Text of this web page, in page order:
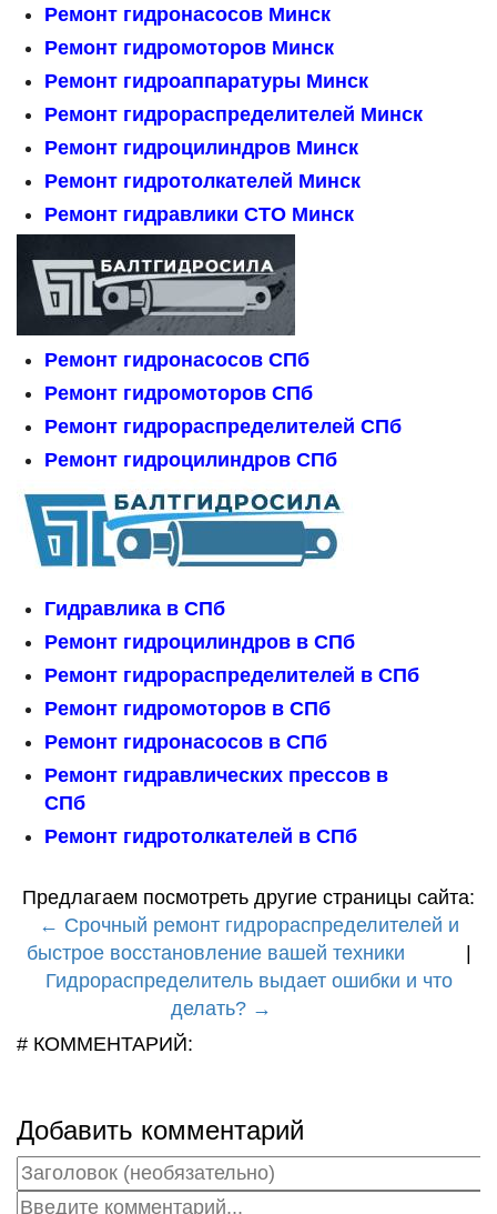
Ремонт гидронасосов Минск
Ремонт гидромоторов Минск
Ремонт гидроаппаратуры Минск
Ремонт гидрораспределителей Минск
Ремонт гидроцилиндров Минск
Ремонт гидротолкателей Минск
Ремонт гидравлики СТО Минск
Ремонт гидронасосов СПб
Ремонт гидромоторов СПб
Ремонт гидрораспределителей СПб
Ремонт гидроцилиндров СПб
Гидравлика в СПб
Ремонт гидроцилиндров в СПб
Ремонт гидрораспределителей в СПб
Ремонт гидромоторов в СПб
Ремонт гидронасосов в СПб
Ремонт гидравлических прессов в
СПб
Ремонт гидротолкателей в СПб
Предлагаем посмотреть другие страницы сайта:
← Срочный ремонт гидрораспределителей и
быстрое восстановление вашей техники
Гидрораспределитель выдает ошибки и что
делать? →
# КОММЕНТАРИЙ:
Добавить комментарий